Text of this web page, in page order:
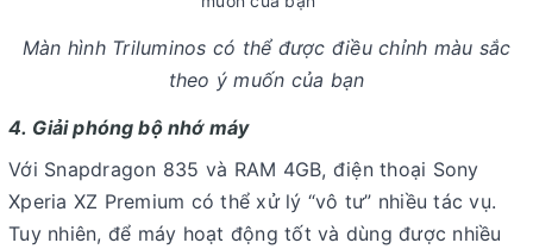
Màn hình Triluminos có thể được điều chỉnh màu sắc
theo ý muốn của bạn
4. Giải phóng bộ nhớ máy
Với Snapdragon 835 và RAM 4GB, điện thoại Sony
Xperia XZ Premium có thể xử lý “vô tư” nhiều tác vụ.
Tuy nhiên, để máy hoạt động tốt và dùng được nhiều